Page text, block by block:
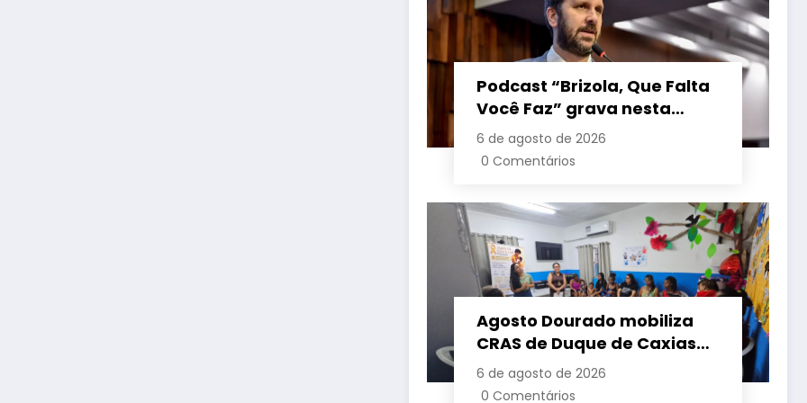
Podcast “Brizola, Que Falta
Você Faz” grava nesta
sexta-feira (7) episódio
com o deputado estadual
6 de agosto de 2026
0 Comentários
Agosto Dourado mobiliza
CRAS de Duque de Caxias
em apoio à amamentação
e à primeira infância
6 de agosto de 2026
0 Comentários